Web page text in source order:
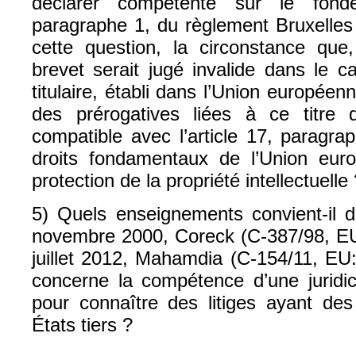
paragraphe 1, du règlement
cette question, la circonstance
brevet serait jugé invalide dans le
titulaire, établi dans l’Union
des prérogatives liées à ce titre
compatible avec l’article 17,
droits fondamentaux de l’Union
protection de la propriété intellectuelle
5) Quels enseignements convient-il
novembre 2000, Coreck (C‑387/98,
juillet 2012, Mahamdia (C‑154/11,
concerne la compétence d’une
pour connaître des litiges ayant
États tiers ?